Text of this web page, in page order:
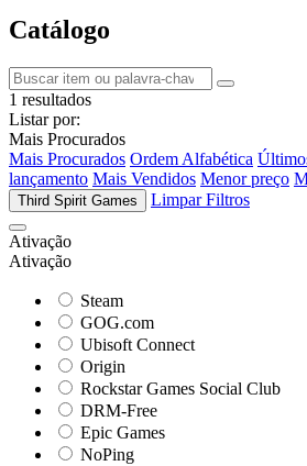
Catálogo
1 resultados
Listar por:
Mais Procurados
Mais Procurados Ordem Alfabética
lançamento Mais Vendidos Menor preço
Third Spirit Games Limpar Filtros
Ativação
Ativação
Steam
GOG.com
Ubisoft Connect
Origin
Rockstar Games Social Club
DRM-Free
Epic Games
NoPing